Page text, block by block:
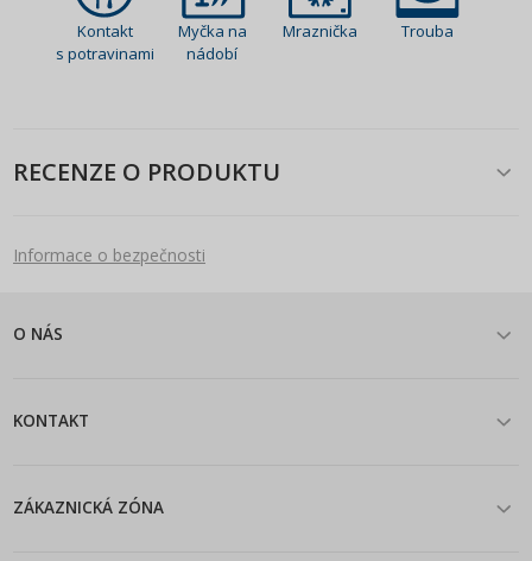
Kontakt
s potravinami
Myčka na
nádobí
Mraznička Trouba
RECENZE O PRODUKTU
Informace o bezpečnosti
O NÁS
KONTAKT
ZÁKAZNICKÁ ZÓNA